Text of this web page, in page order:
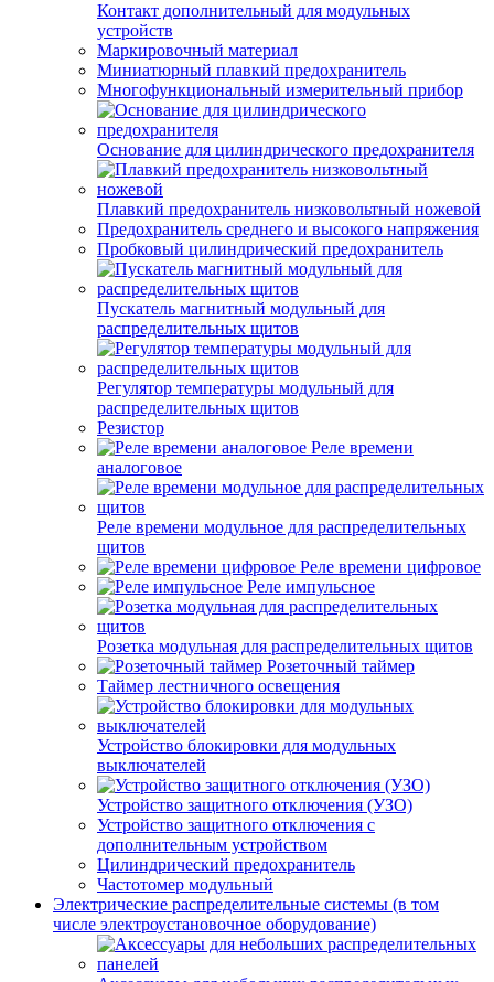
Контакт дополнительный для модульных
устройств
Маркировочный материал
Миниатюрный плавкий предохранитель
Многофункциональный измерительный прибор
Основание для цилиндрического предохранителя
Плавкий предохранитель низковольтный ножевой
Предохранитель среднего и высокого напряжения
Пробковый цилиндрический предохранитель
Пускатель магнитный модульный для
распределительных щитов
Регулятор температуры модульный для
распределительных щитов
Резистор
Реле времени
аналоговое
Реле времени модульное для распределительных
щитов
Реле времени цифровое
Реле импульсное
Розетка модульная для распределительных щитов
Розеточный таймер
Таймер лестничного освещения
Устройство блокировки для модульных
выключателей
Устройство защитного отключения (УЗО)
Устройство защитного отключения с
дополнительным устройством
Цилиндрический предохранитель
Частотомер модульный
Электрические распределительные системы (в том
числе электроустановочное оборудование)